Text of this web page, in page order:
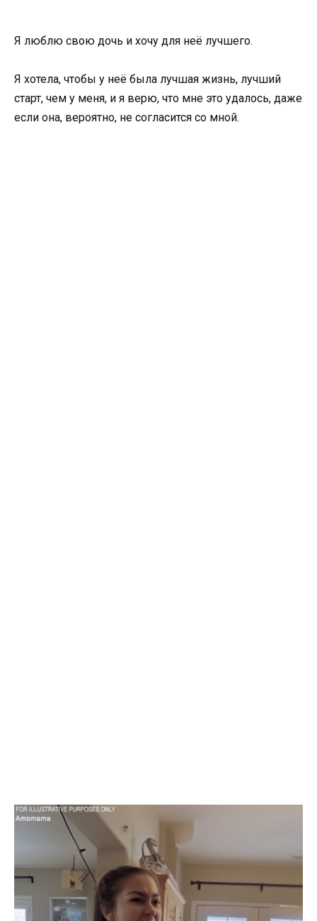
Я люблю свою дочь и хочу для неё лучшего.
Я хотела, чтобы у неё была лучшая жизнь, лучший
старт, чем у меня, и я верю, что мне это удалось, даже
если она, вероятно, не согласится со мной.